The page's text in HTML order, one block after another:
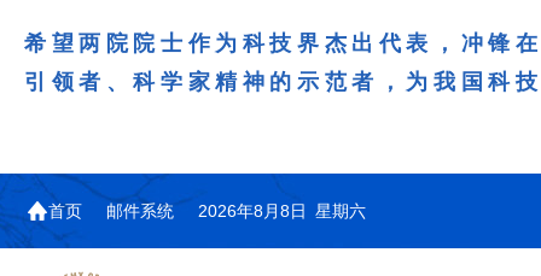
希望两院院士作为科技界杰出代表，冲锋
引领者、科学家精神的示范者，为我国科
首页 邮件系统 2026年8月8日 星期六